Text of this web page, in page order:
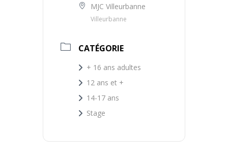
MJC Villeurbanne
Villeurbanne
CATÉGORIE
+ 16 ans adultes
12 ans et +
14-17 ans
Stage